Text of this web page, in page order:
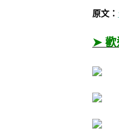
原文：
➤ 歡